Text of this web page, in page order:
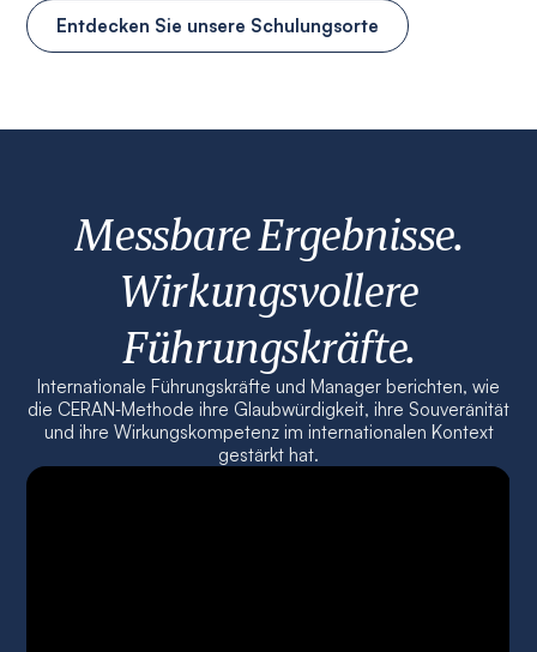
Entdecken Sie unsere Schulungsorte
Messbare Ergebnisse.
Wirkungsvollere
Führungskräfte.
Internationale Führungskräfte und Manager berichten, wie
die CERAN‑Methode ihre Glaubwürdigkeit, ihre Souveränität
und ihre Wirkungskompetenz im internationalen Kontext
gestärkt hat.